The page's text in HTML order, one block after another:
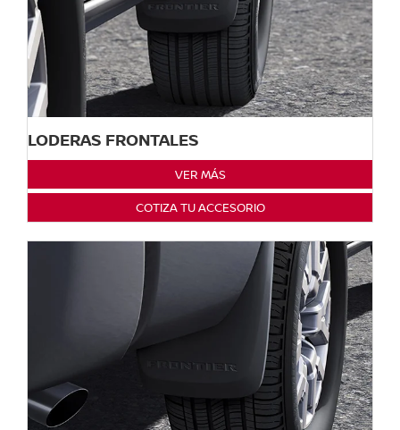
LODERAS FRONTALES
VER MÁS
COTIZA TU ACCESORIO